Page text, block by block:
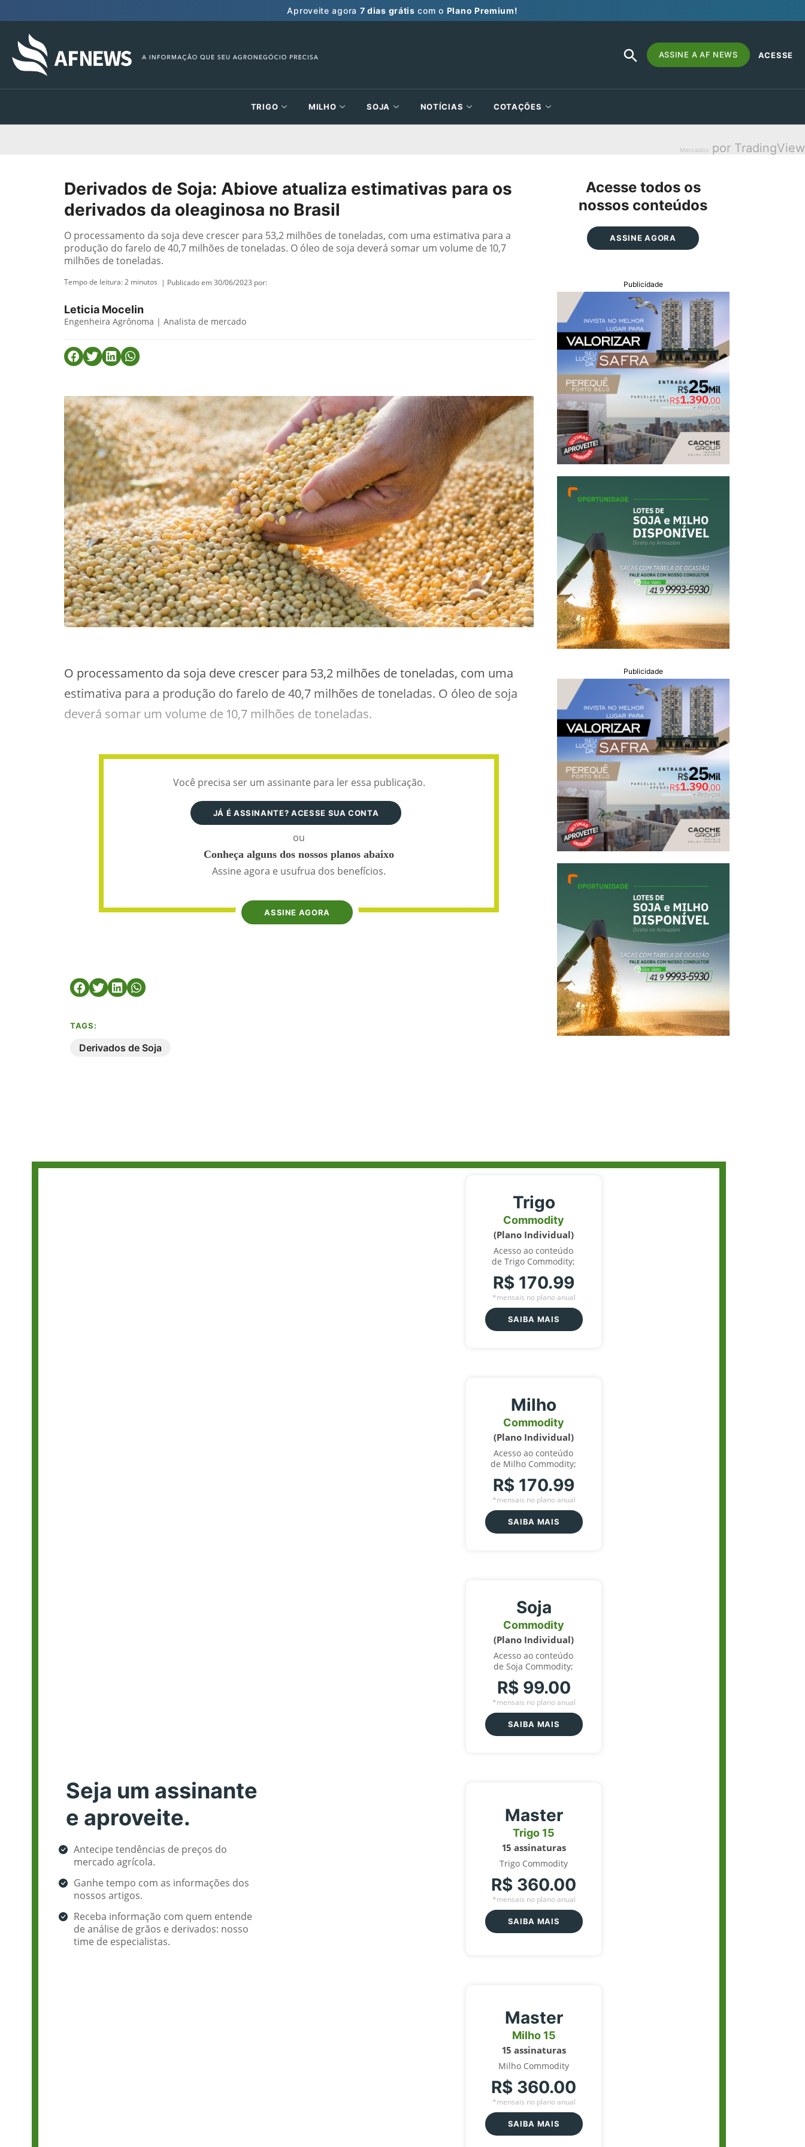
Aproveite agora 7 dias grátis com o Plano Premium!
Search
for:
SEARCH
BUTTON
ASSINE A AF NEWS ACESSE
TRIGO MILHO SOJA NOTÍCIAS COTAÇÕES
Mercados por TradingView
Derivados de Soja: Abiove atualiza estimativas para os
derivados da oleaginosa no Brasil
O processamento da soja deve crescer para 53,2 milhões de toneladas, com uma estimativa para a
produção do farelo de 40,7 milhões de toneladas. O óleo de soja deverá somar um volume de 10,7
milhões de toneladas.
Tempo de leitura:2 minutos | Publicado em 30/06/2023 por:
Leticia Mocelin
Engenheira Agrônoma | Analista de mercado
O processamento da soja deve crescer para 53,2 milhões de toneladas, com uma
estimativa para a produção do farelo de 40,7 milhões de toneladas. O óleo de soja
deverá somar um volume de 10,7 milhões de toneladas.
Você precisa ser um assinante para ler essa publicação.
JÁ É ASSINANTE? ACESSE SUA CONTA
ou
Conheça alguns dos nossos planos abaixo
Assine agora e usufrua dos benefícios.
ASSINE AGORA
TAGS:
Derivados de Soja
Acesse todos os
nossos conteúdos
ASSINE AGORA
Publicidade
Publicidade
Seja um assinante
e aproveite.
Antecipe tendências de preços do
mercado agrícola.
Ganhe tempo com as informações dos
nossos artigos.
Receba informação com quem entende
de análise de grãos e derivados: nosso
time de especialistas.
Trigo
Commodity
(Plano Individual)
Acesso ao conteúdo
de Trigo Commodity;
R$ 170.99
*mensais no plano anual
SAIBA MAIS
Milho
Commodity
(Plano Individual)
Acesso ao conteúdo
de Milho Commodity;
R$ 170.99
*mensais no plano anual
SAIBA MAIS
Soja
Commodity
(Plano Individual)
Acesso ao conteúdo
de Soja Commodity;
R$ 99.00
*mensais no plano anual
SAIBA MAIS
Master
Trigo 15
15 assinaturas
Trigo Commodity
R$ 360.00
*mensais no plano anual
SAIBA MAIS
Master
Milho 15
15 assinaturas
Milho Commodity
R$ 360.00
*mensais no plano anual
SAIBA MAIS